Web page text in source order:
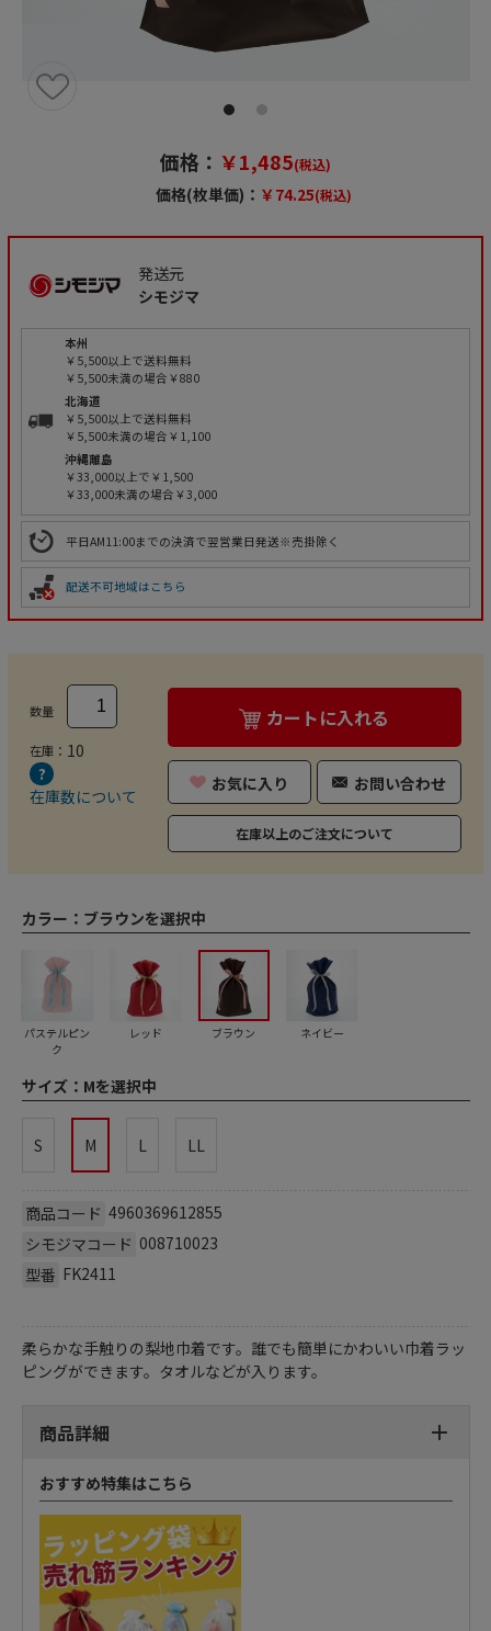
価格： ￥1,485(税込)
価格(枚単価)： ￥74.25(税込)
発送元
シモジマ
本州
￥5,500以上で送料無料
￥5,500未満の場合￥880
北海道
￥5,500以上で送料無料
￥5,500未満の場合￥1,100
沖縄離島
￥33,000以上で￥1,500
￥33,000未満の場合￥3,000
平日AM11:00までの決済で翌営業日発送※売掛除く
配送不可地域はこちら
数量
在庫： 10
在庫数について
カートに入れる
お気に入り お問い合わせ
在庫以上のご注文について
カラー： ブラウンを選択中
パステルピン
ク
レッド ブラウン ネイビー
サイズ： Mを選択中
S M L LL
商品コード 4960369612855
シモジマコード 008710023
型番 FK2411
柔らかな手触りの梨地巾着です。誰でも簡単にかわいい巾着ラッ
ピングができます。タオルなどが入ります。
商品詳細
おすすめ特集はこちら